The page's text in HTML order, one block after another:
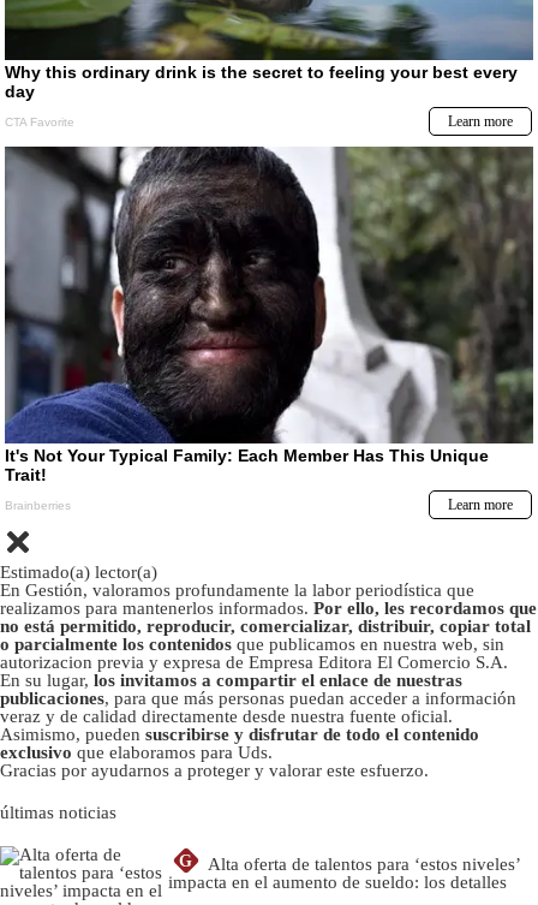
Estimado(a) lector(a)
En Gestión, valoramos profundamente la labor periodística que
realizamos para mantenerlos informados. Por ello, les recordamos que
no está permitido, reproducir, comercializar, distribuir, copiar total
o parcialmente los contenidos que publicamos en nuestra web, sin
autorizacion previa y expresa de Empresa Editora El Comercio S.A.
En su lugar, los invitamos a compartir el enlace de nuestras
publicaciones, para que más personas puedan acceder a información
veraz y de calidad directamente desde nuestra fuente oficial.
Asimismo, pueden suscribirse y disfrutar de todo el contenido
exclusivo que elaboramos para Uds.
Gracias por ayudarnos a proteger y valorar este esfuerzo.
últimas noticias
G
Alta oferta de talentos para ‘estos niveles’
impacta en el aumento de sueldo: los detalles